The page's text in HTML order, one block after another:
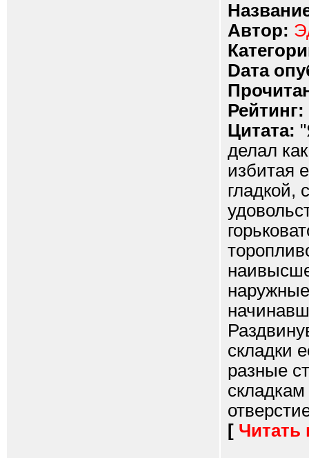
Автор:
Dата
Рейтинг:
Цитата:
делал
избитая
гладкой,
складки
разные
[ Читать